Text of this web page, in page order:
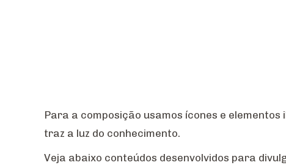
Para a composição usamos ícones e elementos
traz a luz do conhecimento.
Veja abaixo conteúdos desenvolvidos para